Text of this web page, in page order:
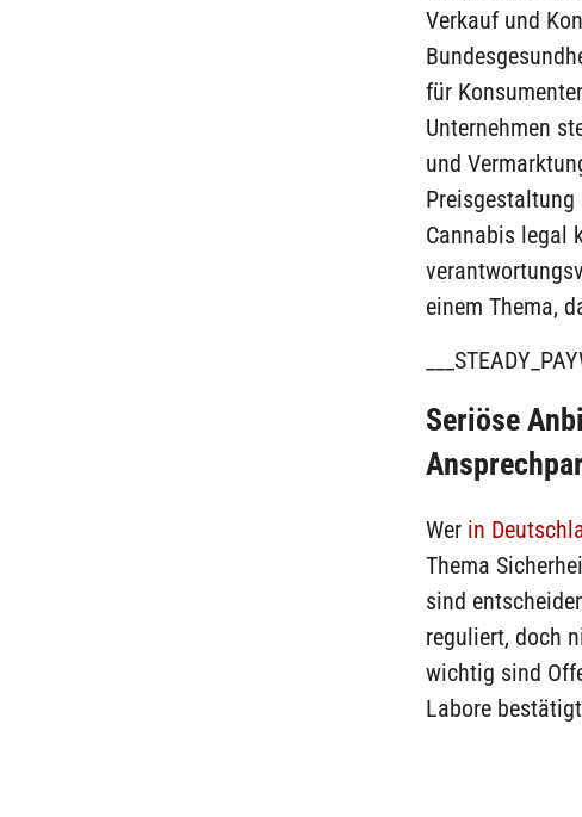
Verkauf und
für
Unternehmen
und
Cannabis legal
einem Thema,
Seriöse
Wer in
Thema
sind
reguliert, doch
wichtig sind
Labore